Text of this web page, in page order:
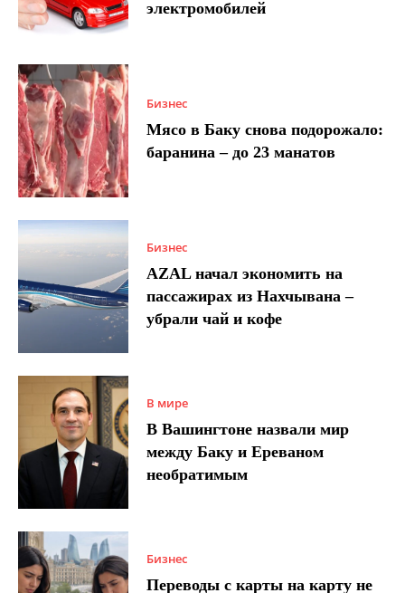
электромобилей
Бизнес
Мясо в Баку снова подорожало:
баранина – до 23 манатов
Бизнес
AZAL начал экономить на
пассажирах из Нахчывана –
убрали чай и кофе
В мире
В Вашингтоне назвали мир
между Баку и Ереваном
необратимым
Бизнес
Переводы с карты на карту не